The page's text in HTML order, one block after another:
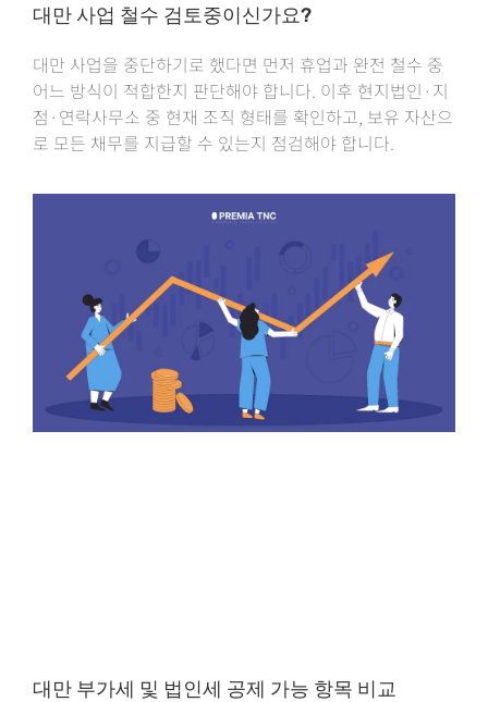
대만 사업 철수 검토중이신가요?
대만 사업을 중단하기로 했다면 먼저 휴업과 완전 철수 중
어느 방식이 적합한지 판단해야 합니다. 이후 현지법인·지
점·연락사무소 중 현재 조직 형태를 확인하고, 보유 자산으
로 모든 채무를 지급할 수 있는지 점검해야 합니다.
대만 부가세 및 법인세 공제 가능 항목 비교